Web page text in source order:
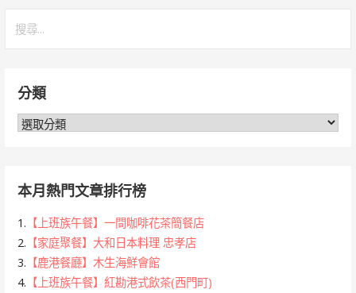
字:分類
分
本月熱門文章排行榜
1. 【上班族午餐】一間咖啡花茶簡餐店
2. 【家庭聚餐】大和日本料理 忠孝店
3. 【鹿港餐廳】木生海鮮會館
4. 【上班族午餐】紅勘港式飲茶(西門町)